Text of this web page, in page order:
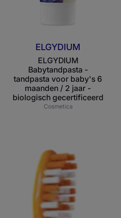
2
-
gecertificeerd
ELGYDIUM
ELGYDIUM
Babytandpasta -
tandpasta voor baby's 6
maanden / 2 jaar -
biologisch gecertificeerd
Cosmetica
Emoji
tandenborstel
-
kinderen
van
7